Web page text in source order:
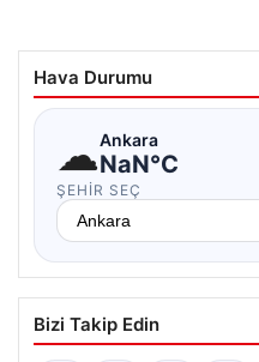
Hava Durumu
☁Ankara
NaN°C
ŞEHIR SEÇ
Bizi Takip Edin